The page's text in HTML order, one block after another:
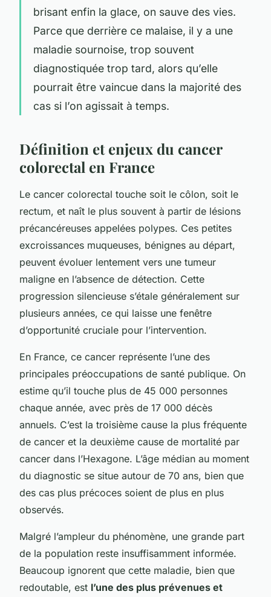
brisant enfin la glace, on sauve des vies.
Parce que derrière ce malaise, il y a une
maladie sournoise, trop souvent
diagnostiquée trop tard, alors qu’elle
pourrait être vaincue dans la majorité des
cas si l’on agissait à temps.
Définition et enjeux du cancer
colorectal en France
Le cancer colorectal touche soit le côlon, soit le
rectum, et naît le plus souvent à partir de lésions
précancéreuses appelées polypes. Ces petites
excroissances muqueuses, bénignes au départ,
peuvent évoluer lentement vers une tumeur
maligne en l’absence de détection. Cette
progression silencieuse s’étale généralement sur
plusieurs années, ce qui laisse une fenêtre
d’opportunité cruciale pour l’intervention.
En France, ce cancer représente l’une des
principales préoccupations de santé publique. On
estime qu’il touche plus de 45 000 personnes
chaque année, avec près de 17 000 décès
annuels. C’est la troisième cause la plus fréquente
de cancer et la deuxième cause de mortalité par
cancer dans l’Hexagone. L’âge médian au moment
du diagnostic se situe autour de 70 ans, bien que
des cas plus précoces soient de plus en plus
observés.
Malgré l’ampleur du phénomène, une grande part
de la population reste insuffisamment informée.
Beaucoup ignorent que cette maladie, bien que
redoutable, est l’une des plus prévenues et